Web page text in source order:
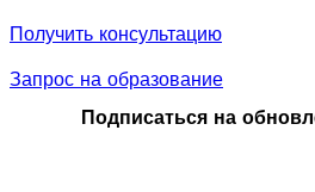
Получить консультацию
Запрос на образование
Подписаться на